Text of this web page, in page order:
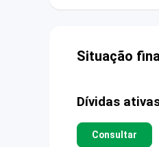
Situação
Dívidas
Consultar